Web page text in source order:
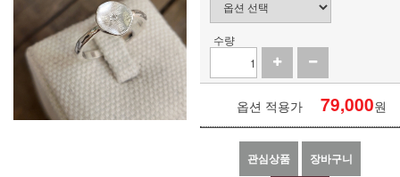
수량
옵션 적용가 79,000원
관심상품 장바구니